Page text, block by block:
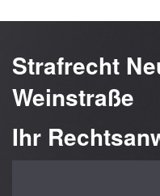
Strafrecht
Weinstraße
Ihr